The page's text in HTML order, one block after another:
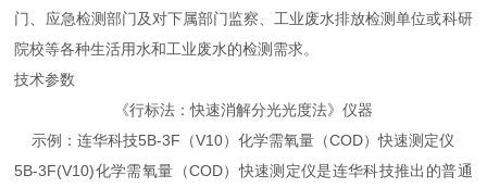
门、应急检测部门及对下属部门监察、工业废水排放检测单位或科研
院校等各种生活用水和工业废水的检测需求。
技术参数
《行标法：快速消解分光光度法》仪器
示例：连华科技5B-3F（V10）化学需氧量（COD）快速测定仪
5B-3F(V10)化学需氧量（COD）快速测定仪是连华科技推出的普通